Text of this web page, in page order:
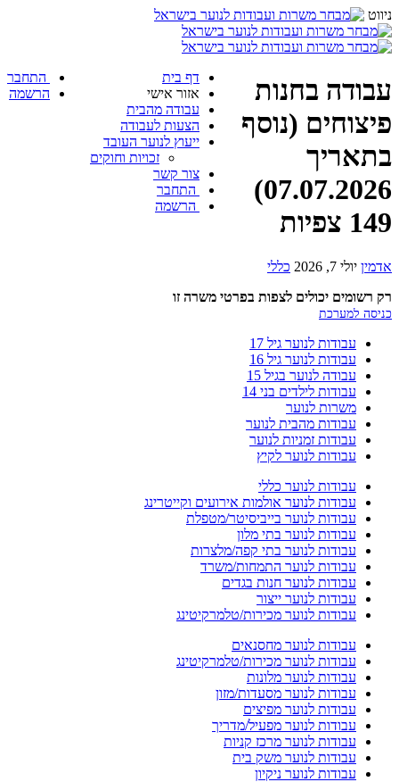
ניווט
התחבר
הרשמה
דף בית
אזור אישי
עבודה מהבית
הצעות לעבודה
ייעוץ לנוער העובד
זכויות וחוקים
צור קשר
התחבר
הרשמה
עבודה בחנות
פיצוחים (נוסף
בתאריך
07.07.2026)
149 צפיות
אדמין יולי 7, 2026
כללי
רק רשומים יכולים לצפות בפרטי משרה זו
כניסה למערכת
עבודות לנוער גיל 17
עבודות לנוער גיל 16
עבודה לנוער בגיל 15
עבודות לילדים בני 14
משרות לנוער
עבודות מהבית לנוער
עבודות זמניות לנוער
עבודות לנוער לקיץ
עבודות לנוער כללי
עבודות לנוער אולמות אירועים וקייטרינג
עבודות לנוער בייביסיטר/מטפלת
עבודות לנוער בתי מלון
עבודות לנוער בתי קפה/מלצרות
עבודות לנוער התמחות/משרד
עבודות לנוער חנות בגדים
עבודות לנוער ייצור
עבודות לנוער מכירות/טלמרקיטינג
עבודות לנוער מחסנאים
עבודות לנוער מכירות/טלמרקיטינג
עבודות לנוער מלונות
עבודות לנוער מסעדות/מזון
עבודות לנוער מפיצים
עבודות לנוער מפעיל/מדריך
עבודות לנוער מרכז קניות
עבודות לנוער משק בית
עבודות לנוער ניקיון